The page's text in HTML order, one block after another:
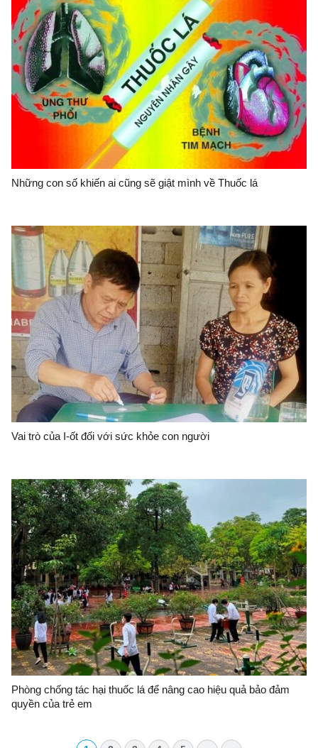
Những con số khiến ai cũng sẽ giật mình về Thuốc lá
Vai trò của I-ốt đối với sức khỏe con người
Phòng chống tác hại thuốc lá để nâng cao hiệu quả bảo đảm
quyền của trẻ em